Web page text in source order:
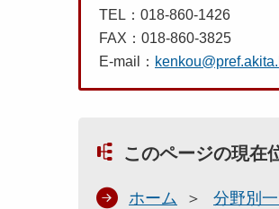
TEL：018-860-1426
FAX：018-860-3825
E-mail：
このページの現在
ホーム 分野別